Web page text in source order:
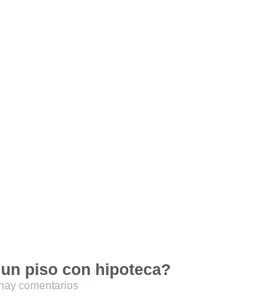
piso con hipoteca?
comentarios